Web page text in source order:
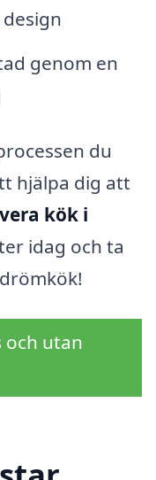
genom en
du
hjälpa dig att
kök i
idag och ta
och utan